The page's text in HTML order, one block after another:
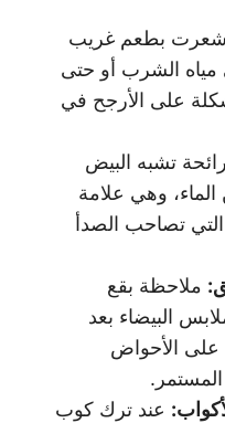
شعرت بطعم غريب
مياه الشرب أو حتى
على الأرجح في
تشبه البيض
وهي علامة
تصاحب الصدأ
: ملاحظة بقع
البيضاء بعد
على الأحواض
: عند ترك كوب